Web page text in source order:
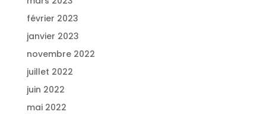
février 2023
janvier 2023
novembre 2022
juillet 2022
juin 2022
mai 2022